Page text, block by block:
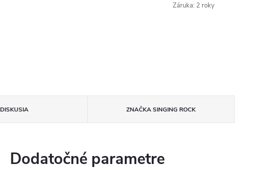
Záruka: 2 roky
DISKUSIA ZNAČKASINGING ROCK
Dodatočné parametre